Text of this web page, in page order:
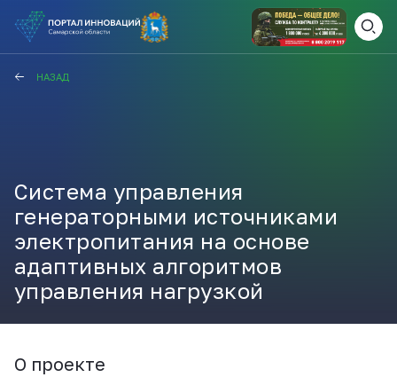
НАЗАД
Система управления
генераторными источниками
электропитания на основе
адаптивных алгоритмов
управления нагрузкой
О проекте
Актуальные конкурсы
Анонсы публикаций
Новости компании
ЗАКРЫТЬ
ВАМ СЮДА
ПОЛЕЗНЫЕ СТАТЬИ И
НОВОСТИКАЖДЫЙ ДЕНЬ
ПОДПИСЫВАЙТЕСЬ